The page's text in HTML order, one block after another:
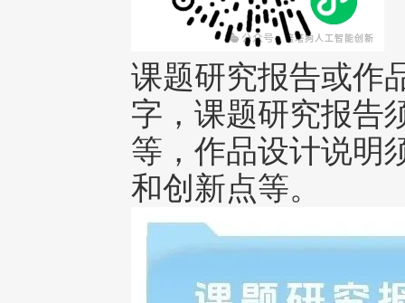
课题研究报告或作
字，课题研究报告
等，作品设计说明
和创新点等。